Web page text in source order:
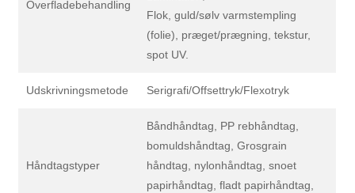
Overfladebehandling
Flok, guld/sølv varmstempling
(folie), præget/prægning, tekstur,
spot UV.
Udskrivningsmetode Serigrafi/Offsettryk/Flexotryk
Håndtagstyper
Båndhåndtag, PP rebhåndtag,
bomuldshåndtag, Grosgrain
håndtag, nylonhåndtag, snoet
papirhåndtag, fladt papirhåndtag,